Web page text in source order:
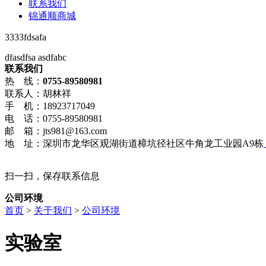
联系我们
锦通顺商城
3333fdsafa
dfasdfsa asdfabc
联系我们
热 线： 0755-89580981
联系人：胡林祥
手 机：18923717049
电 话：0755-89580981
邮 箱：jts981@163.com
地 址：深圳市龙华区观湖街道樟坑径社区牛角龙工业园A9栋
扫一扫，保存联系信息
公司环境
首页 > 关于我们 > 公司环境
实验室